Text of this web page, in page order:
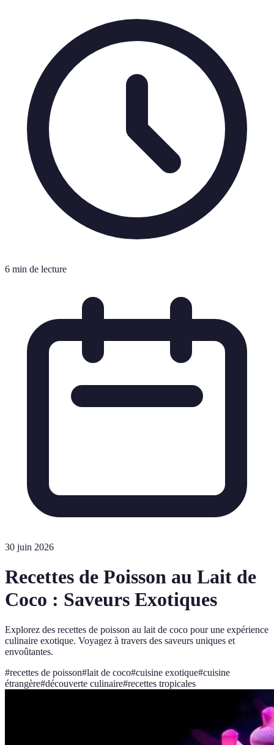
6 min de lecture
30 juin 2026
Recettes de Poisson au Lait de
Coco : Saveurs Exotiques
Explorez des recettes de poisson au lait de coco pour une expérience
culinaire exotique. Voyagez à travers des saveurs uniques et
envoûtantes.
#recettes de poisson#lait de coco#cuisine exotique#cuisine
étrangère#découverte culinaire#recettes tropicales